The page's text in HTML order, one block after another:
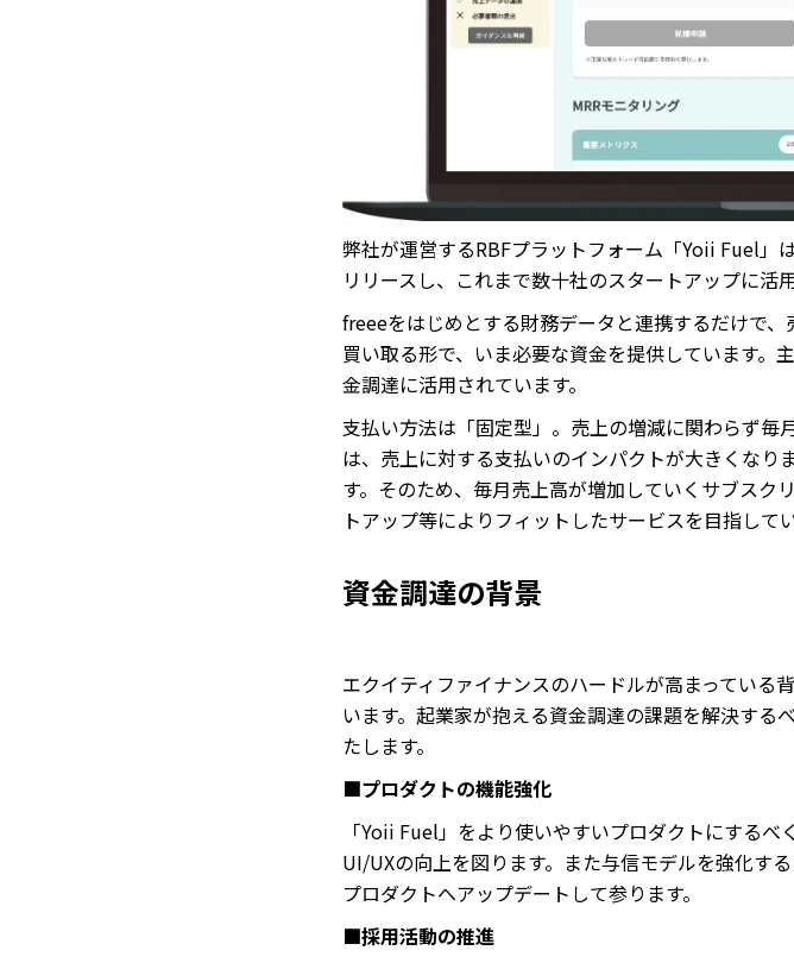
弊社が運営するRBFプラットフォーム「Yoii Fuel」
リリースし、これまで数十社のスタートアップに活
freeeをはじめとする財務データと連携するだけで
買い取る形で、いま必要な資金を提供しています。
金調達に活用されています。
支払い方法は「固定型」。売上の増減に関わらず毎
は、売上に対する支払いのインパクトが大きくなり
す。そのため、毎月売上高が増加していくサブスク
トアップ等によりフィットしたサービスを目指して
資金調達の背景
エクイティファイナンスのハードルが高まっている
います。起業家が抱える資金調達の課題を解決す
たします。
■プロダクトの機能強化
「Yoii Fuel」をより使いやすいプロダクトにする
UI/UXの向上を図ります。また与信モデルを強化す
プロダクトへアップデートして参ります。
■採用活動の推進